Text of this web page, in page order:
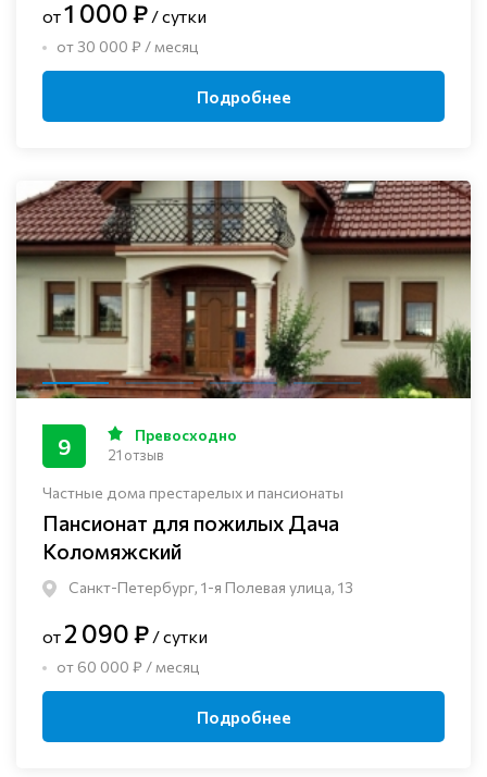
от1 000 ₽ / сутки
от 30 000 ₽ / месяц
Подробнее
Частные дома престарелых и пансионаты
Пансионат для пожилых Дача
Коломяжский
Санкт-Петербург, 1-я Полевая улица, 13
9 Превосходно
21 отзыв
от 2 090 ₽ / сутки
от 60 000 ₽ / месяц
Подробнее